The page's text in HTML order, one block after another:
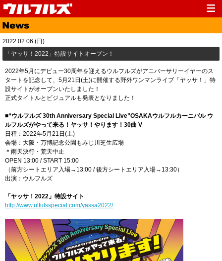
Top
Media Live
Fanclub
2022.02.06 (日)
​「ヤッサ！2022」特設サイトオープン！
2022年5月にデビュー30周年を迎えるウルフルズがアニバーサリーイヤーのス
タートを記念して、5月21日(土)に開催する野外ワンマンライブ「ヤッサ！」特
設サイトがオープンいたしました！
正式タイトルとビジュアルも発表となりました！
■“ウルフルズ 30th Anniversary Special Live”OSAKAウルフルカーニバル ウ
ルフルズがやって来る！ヤッサ！やります！30曲 V
日程：2022年5月21日(土)
会場：大阪・万博記念公園もみじ川芝生広場
＊雨天決行・荒天中止
OPEN 13:00 / START 15:00
（前方シートエリア入場→13:00 / 後方シートエリア入場→13:30）
出演：ウルフルズ
「ヤッサ！2022」特設サイト
http://www.ulfulsspecial.com/yassa2022/